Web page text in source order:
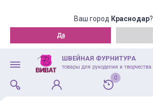
Ваш город Краснодар?
Да
ШВЕЙНАЯ ФУРНИТУРА
товары для рукоделия и творчества
0